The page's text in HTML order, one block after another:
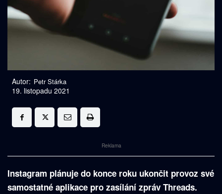
Autor: Petr Stárka
19. listopadu 2021
Reklama
Instagram plánuje do konce roku ukončit provoz své
samostatné aplikace pro zasílání zpráv Threads.